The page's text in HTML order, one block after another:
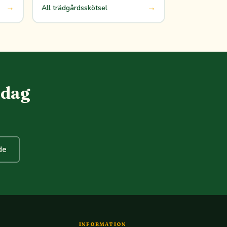
→ All trädgårdsskötsel →
INFORMATION